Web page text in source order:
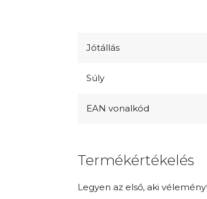
Jótállás
Súly
EAN vonalkód
Termékértékelés
Legyen az első, aki